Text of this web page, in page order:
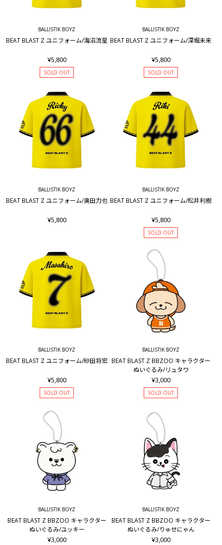
BALLISTIK BOYZ
BEAT BLAST Z ユニフォーム/海沼流星
¥5,800
SOLD OUT
BALLISTIK BOYZ
BEAT BLAST Z ユニフォーム/深堀未来
¥5,800
SOLD OUT
BALLISTIK BOYZ
BEAT BLAST Z ユニフォーム/奥田力也
¥5,800
BALLISTIK BOYZ
BEAT BLAST Z ユニフォーム/松井利樹
¥5,800
SOLD OUT
BALLISTIK BOYZ
BEAT BLAST Z ユニフォーム/砂田将宏
¥5,800
SOLD OUT
BALLISTIK BOYZ
BEAT BLAST Z BBZOO キャラクター
ぬいぐるみ/リュタワ
¥3,000
SOLD OUT
BALLISTIK BOYZ
BEAT BLAST Z BBZOO キャラクター
ぬいぐるみ/ユッキー
¥3,000
BALLISTIK BOYZ
BEAT BLAST Z BBZOO キャラクター
ぬいぐるみ/りゅせにゃん
¥3,000